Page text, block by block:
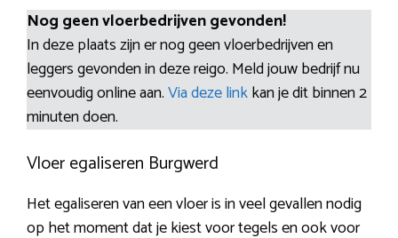
Nog geen vloerbedrijven gevonden!
In deze plaats zijn er nog geen vloerbedrijven en
leggers gevonden in deze reigo. Meld jouw bedrijf nu
eenvoudig online aan.Via deze linkkan je dit binnen 2
minuten doen.
Vloer egaliseren Burgwerd
Het egaliseren van een vloer is in veel gevallen nodig
op het moment dat je kiest voor tegels en ook voor